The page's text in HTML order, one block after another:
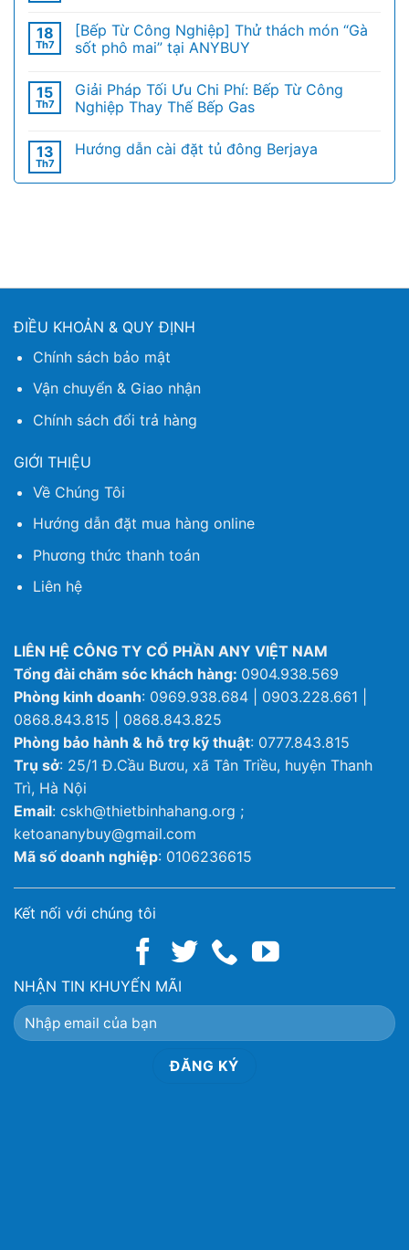
18
Th7
[Bếp Từ Công Nghiệp] Thử thách món “Gà
sốt phô mai” tại ANYBUY
15
Th7
Giải Pháp Tối Ưu Chi Phí: Bếp Từ Công
Nghiệp Thay Thế Bếp Gas
13
Th7
Hướng dẫn cài đặt tủ đông Berjaya
ĐIỀU KHOẢN & QUY ĐỊNH
Chính sách bảo mật
Vận chuyển & Giao nhận
Chính sách đổi trả hàng
GIỚI THIỆU
Về Chúng Tôi
Hướng dẫn đặt mua hàng online
Phương thức thanh toán
Liên hệ
LIÊN HỆ CÔNG TY CỔ PHẦN ANY VIỆT NAM
Tổng đài chăm sóc khách hàng: 0904.938.569
Phòng kinh doanh: 0969.938.684 | 0903.228.661 |
0868.843.815 | 0868.843.825
Phòng bảo hành & hỗ trợ kỹ thuật: 0777.843.815
Trụ sở: 25/1 Đ.Cầu Bươu, xã Tân Triều, huyện Thanh
Trì, Hà Nội
Email: cskh@thietbinhahang.org ;
ketoananybuy@gmail.com
Mã số doanh nghiệp: 0106236615
Kết nối với chúng tôi
NHẬN TIN KHUYẾN MÃI